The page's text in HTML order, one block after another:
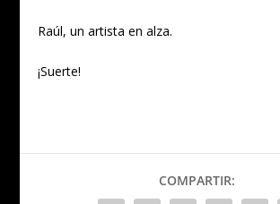
Raúl, un artista en alza.
¡Suerte!
COMPARTIR: